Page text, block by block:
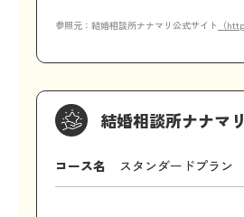
参照元：結婚相談所ナナマリ公式サイト （
結婚相談所ナナマ
コース名 スタンダードプラン